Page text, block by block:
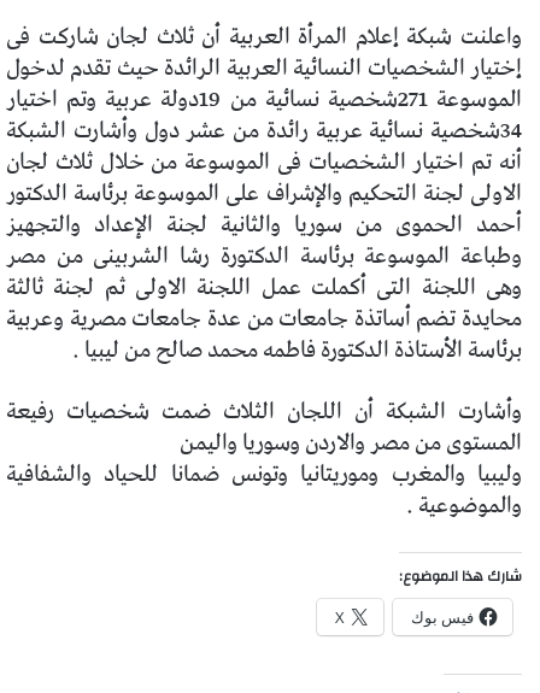
واعلنت شبكة إعلام المرأة العربية أن ثلاث لجان شاركت فى
إختيار الشخصيات النسائية العربية الرائدة حيث تقدم لدخول
الموسوعة 271شخصية نسائية من 19دولة عربية وتم اختيار
34شخصية نسائية عربية رائدة من عشر دول وأشارت الشبكة
أنه تم اختيار الشخصيات فى الموسوعة من خلال ثلاث لجان
الاولى لجنة التحكيم والإشراف على الموسوعة برئاسة الدكتور
أحمد الحموى من سوريا والثانية لجنة الإعداد والتجهيز
وطباعة الموسوعة برئاسة الدكتورة رشا الشربينى من مصر
وهى اللجنة التى أكملت عمل اللجنة الاولى ثم لجنة ثالثة
محايدة تضم أساتذة جامعات من عدة جامعات مصرية وعربية
برئاسة الأستاذة الدكتورة فاطمه محمد صالح من ليبيا .
وأشارت الشبكة أن اللجان الثلاث ضمت شخصيات رفيعة
المستوى من مصر والاردن وسوريا واليمن
وليبيا والمغرب وموريتانيا وتونس ضمانا للحياد والشفافية
والموضوعية .
شارك هذا الموضوع:
فيس بوك X